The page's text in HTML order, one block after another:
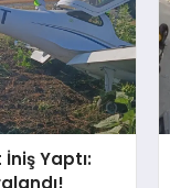
Yaptı: